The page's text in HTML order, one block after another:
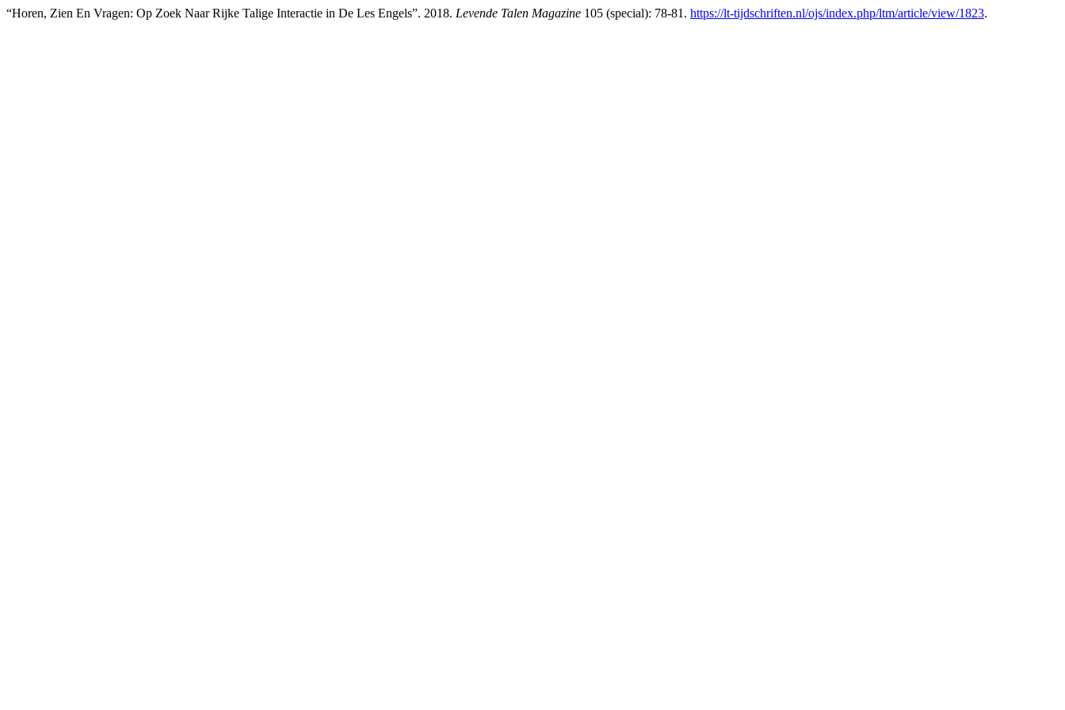
“Horen, Zien En Vragen: Op Zoek Naar Rijke Talige Interactie in De Les Engels”. 2018. Levende Talen Magazine 105 (special): 78-81. https://lt-tijdschriften.nl/ojs/index.php/ltm/article/view/1823.